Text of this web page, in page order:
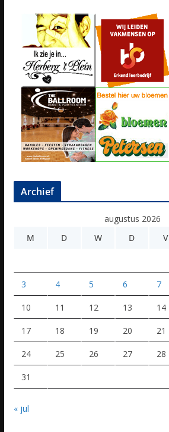
Archief
augustus 2026
M
D W D V
3 4 5 6 7
10 11 12 13 14
17 18 19 20 21
24 25 26 27 28
31
« jul